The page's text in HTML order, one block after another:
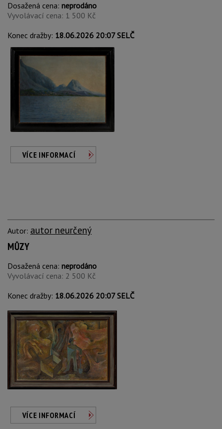
Dosažená cena: neprodáno
Vyvolávací cena: 1 500 Kč
Konec dražby: 18.06.2026 20:07 SELČ
VÍCE INFORMACÍ
Autor: autor neurčený
MŮZY
Dosažená cena: neprodáno
Vyvolávací cena: 2 500 Kč
Konec dražby: 18.06.2026 20:07 SELČ
VÍCE INFORMACÍ